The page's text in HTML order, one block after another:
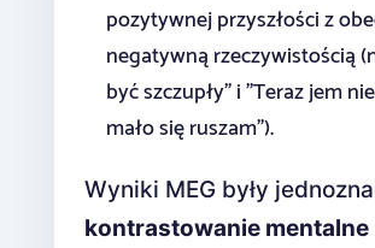
pozytywnej przyszłości z
negatywną rzeczywistością
być szczupły" i "Teraz jem
mało się ruszam").
Wyniki MEG były
kontrastowanie mentalne